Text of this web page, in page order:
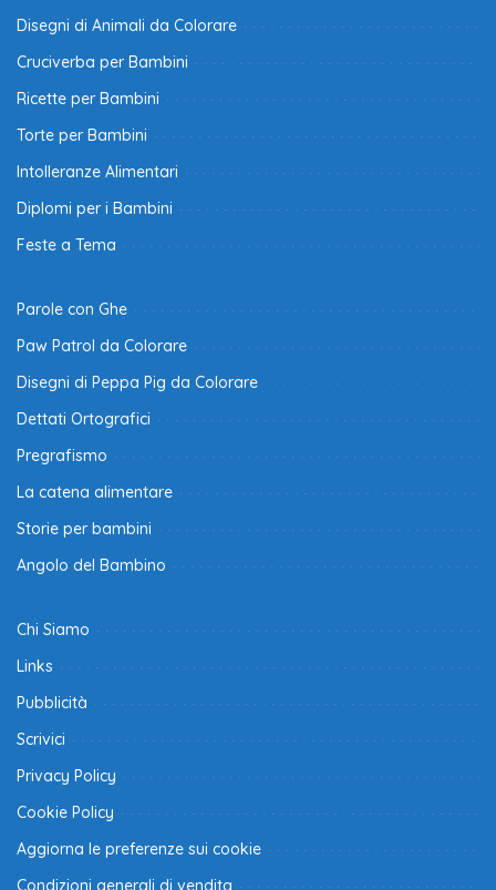
Disegni di Animali da Colorare
Cruciverba per Bambini
Ricette per Bambini
Torte per Bambini
Intolleranze Alimentari
Diplomi per i Bambini
Feste a Tema
Parole con Ghe
Paw Patrol da Colorare
Disegni di Peppa Pig da Colorare
Dettati Ortografici
Pregrafismo
La catena alimentare
Storie per bambini
Angolo del Bambino
Chi Siamo
Links
Pubblicità
Scrivici
Privacy Policy
Cookie Policy
Aggiorna le preferenze sui cookie
Condizioni generali di vendita